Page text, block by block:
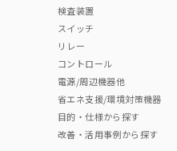
"対応済み"や非含有の
非含有品が必要な際は
検査装置
スイッチ
リレー
コントロール
電源/周辺機器他
省エネ支援/環境対策機器
目的・仕様から探す
改善・活用事例から探す